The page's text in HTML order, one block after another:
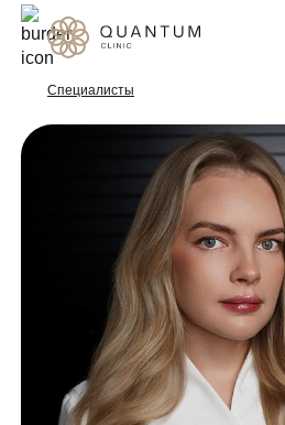
Для женщин
Консультативный приём
Инъекционная
Аппаратная косметология
Эстетическая
Эндокринология
Гинекология
Специалисты
Спецпредложения
Специалисты